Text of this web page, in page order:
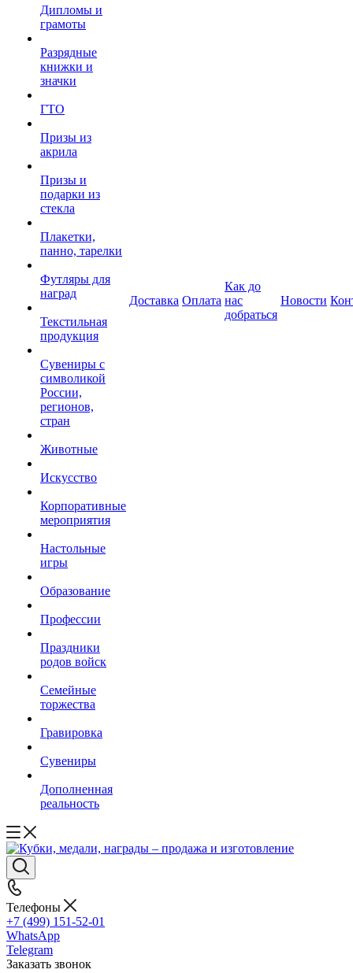
Дипломы и
грамоты
Разрядные
книжки и
значки
ГТО
Призы из
акрила
Призы и
подарки из
стекла
Плакетки,
панно, тарелки
Футляры для
наград
Текстильная
продукция
Сувениры с
символикой
России,
регионов,
стран
Животные
Искусство
Корпоративные
мероприятия
Настольные
игры
Образование
Профессии
Праздники
родов войск
Семейные
торжества
Гравировка
Сувениры
Дополненная
реальность
Доставка Оплата
Как до
нас
добраться
Новости
Телефоны
+7 (499) 151-52-01
WhatsApp
Telegram
Заказать звонок